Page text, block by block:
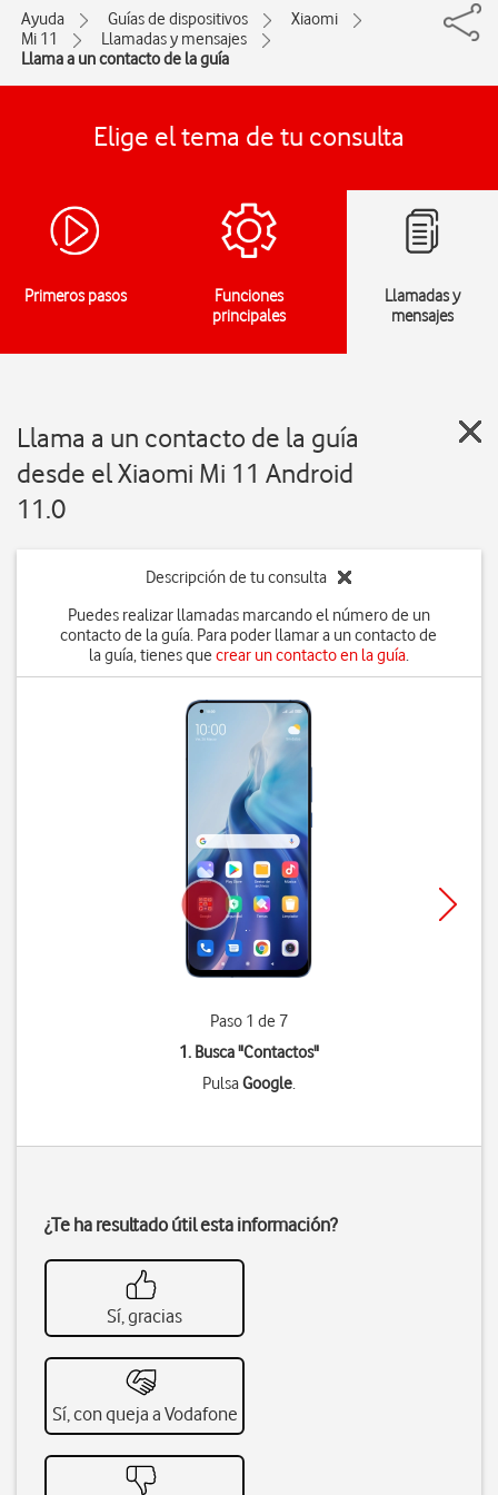
Ayuda Guías de dispositivos
Xiaomi
Mi 11
Llamadas y mensajes
Llama a un contacto de la guía
Elige el tema de tu consulta
Primeros pasos
Funciones
principales
Llamadas y
mensajes
Llama a un contacto de la guía
desde el Xiaomi Mi 11 Android
11.0
Descripción de tu consulta
Puedes realizar llamadas marcando el número de un
contacto de la guía. Para poder llamar a un contacto de
la guía, tienes que crear un contacto en la guía.
Paso 1 de 7
1. Busca "Contactos"
PulsaGoogle.
¿Te ha resultado útil esta información?
Sí, gracias
Sí, con queja a Vodafone